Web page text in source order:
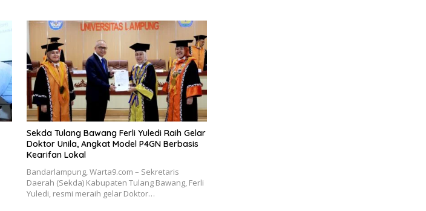
Sekda Tulang Bawang Ferli Yuledi Raih Gelar
Doktor Unila, Angkat Model P4GN Berbasis
Kearifan Lokal
Bandarlampung, Warta9.com – Sekretaris
Daerah (Sekda) Kabupaten Tulang Bawang, Ferli
Yuledi, resmi meraih gelar Doktor…